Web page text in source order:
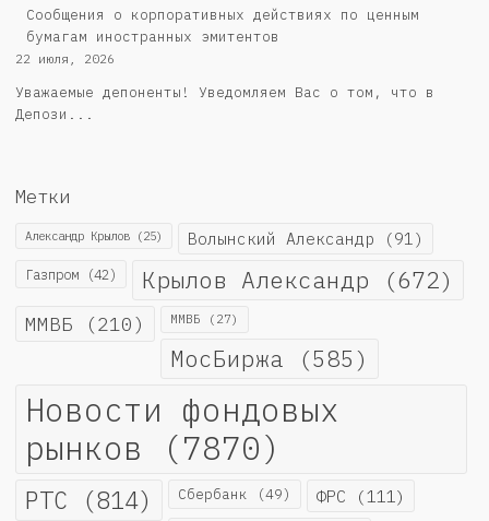
Сообщения о корпоративных действиях по ценным
бумагам иностранных эмитентов
22 июля, 2026
Уважаемые депоненты! Уведомляем Вас о том, что в
Депози...
Метки
Александр Крылов (25) Волынский Александр (91)
Газпром (42) Крылов Александр (672)
ММВБ (210) ММВБ (27)
МосБиржа (585)
Новости фондовых
рынков (7870)
РТС (814) Сбербанк (49) ФРС (111)